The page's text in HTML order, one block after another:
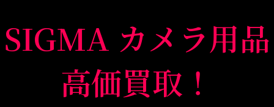
SIGMA カメラ用品
高価買取！